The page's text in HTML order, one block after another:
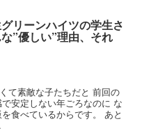
リーンハイツの学生さ
”優しい”理由、それ
て素敵な子たちだと 前回の
安定しない年ごろなのに な
食べているからです。 あと